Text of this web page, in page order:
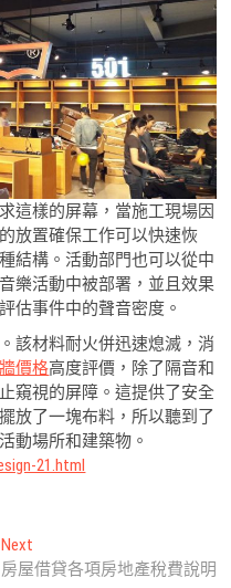
這樣的屏幕，當施工現場因
放置確保工作可以快速恢
結構。活動部門也可以從中
樂活動中被部署，並且效果
估事件中的聲音密度。
該材料耐火併迅速熄滅，消
價格高度評價，除了隔音和
窺視的屏障。這提供了安全
放了一塊布料，所以聽到了
動場所和建築物。
21.html
NextNext
post:
房屋借貸各項房地產稅費說明